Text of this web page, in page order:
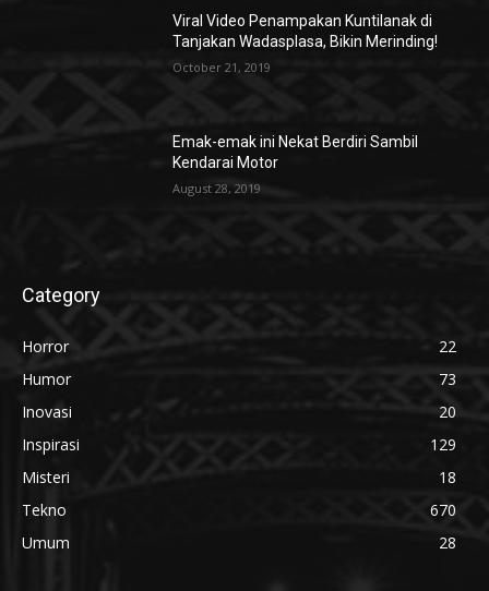
Viral Video Penampakan Kuntilanak di
Tanjakan Wadasplasa, Bikin Merinding!
October 21, 2019
Emak-emak ini Nekat Berdiri Sambil
Kendarai Motor
August 28, 2019
Category
Horror
22
Humor
73
Inovasi
20
Inspirasi
129
Misteri
18
Tekno
670
Umum
28